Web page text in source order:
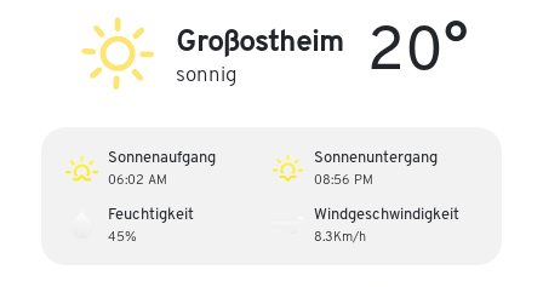
Großostheim
sonnig 20°
Sonnenaufgang
06:02 AM
Sonnenuntergang
08:56 PM
Feuchtigkeit
45%
Windgeschwindigkeit
8.3Km/h